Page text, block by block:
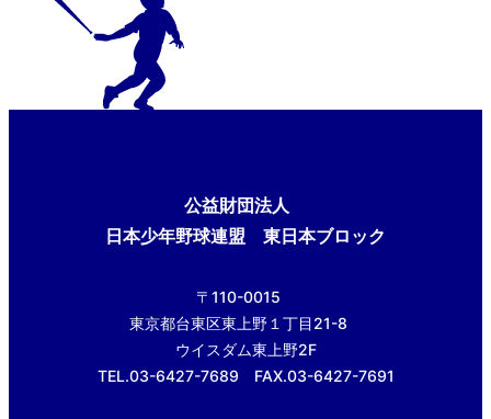
公益財団法人
日本少年野球連盟 東日本ブロック
〒110-0015
東京都台東区東上野１丁目21-8
ウイスダム東上野2F
TEL.03-6427-7689 FAX.03-6427-7691